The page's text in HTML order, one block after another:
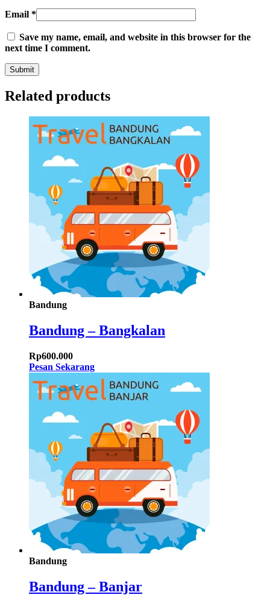
Email *
Save my name, email, and website in this browser for the
next time I comment.
Related products
Bandung
Bandung – Bangkalan
Rp600.000
Pesan Sekarang
Bandung
Bandung – Banjar